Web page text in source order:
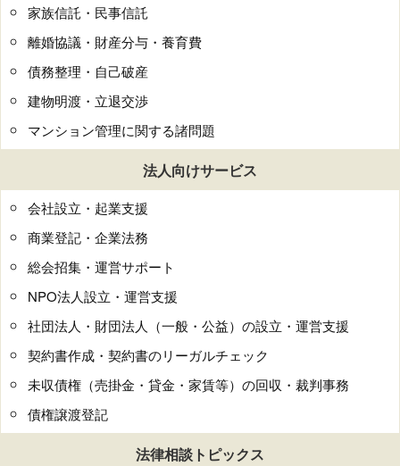
家族信託・民事信託
離婚協議・財産分与・養育費
債務整理・自己破産
建物明渡・立退交渉
マンション管理に関する諸問題
法人向けサービス
会社設立・起業支援
商業登記・企業法務
総会招集・運営サポート
NPO法人設立・運営支援
社団法人・財団法人（一般・公益）の設立・運営支援
契約書作成・契約書のリーガルチェック
未収債権（売掛金・貸金・家賃等）の回収・裁判事務
債権譲渡登記
法律相談トピックス